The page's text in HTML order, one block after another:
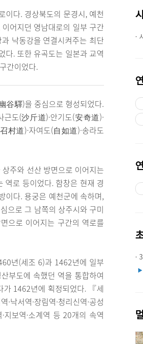
이다. 경상북도의 문경시, 예천
어지던 영남대로의 일부 구간
낙동강을 연결시켜주는 최단
다. 또한 유곡도는 일본과 교역
간이었다.
谷驛)을 중심으로 형성되었다.
근도(沙斤道)·안기도(安奇道)·
村道)·자여도(自如道)·송라도
주와 선산 방면으로 이어지는
역로 등이었다. 함창은 현재 경
이다. 용궁은 예천군에 속하며,
으로 그 남쪽의 상주시와 구미
으로 이어지는 구간의 역로를
년(세조 6)과 1462년에 일부
부도에 속했던 역을 통합하여
가 1462년에 획정되었다. 『세
낙서역·장림역·청리신역·공성
·지보역·소계역 등 20개의 속역
·
·
▶